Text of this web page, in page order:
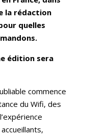
la rédaction
quelles
édition sera
commence
du Wifi, des